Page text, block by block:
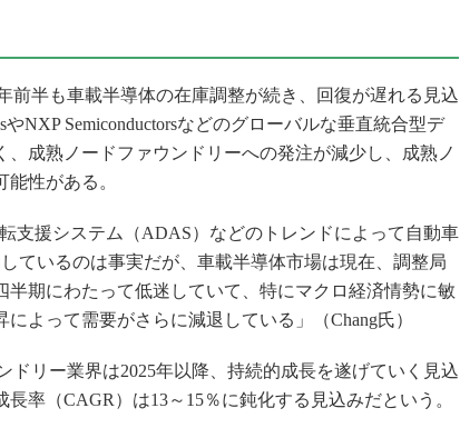
前半も車載半導体の在庫調整が続き、回復が遅れる見込
やNXP Semiconductorsなどのグローバルな垂直統合型デ
成熟ノードファウンドリーへの発注が減少し、成熟ノ
性がある。
支援システム（ADAS）などのトレンドによって自動車
ているのは事実だが、車載半導体市場は現在、調整局
半期にわたって低迷していて、特にマクロ経済情勢に敏
よって需要がさらに減退している」（Chang氏）
ドリー業界は2025年以降、持続的成長を遂げていく見込
長率（CAGR）は13～15％に鈍化する見込みだという。